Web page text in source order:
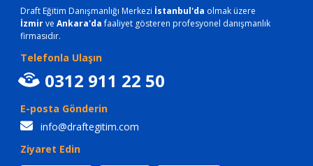
Draft Eğitim Danışmanlığı Merkezi İstanbul'da olmak üzere
İzmirve Ankara'dafaaliyet gösteren profesyonel danışmanlık
firmasıdır.
Telefonla Ulaşın
0312 911 22 50
E-posta Gönderin
info@draftegitim.com
Ziyaret Edin